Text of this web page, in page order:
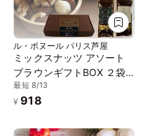
ル・ボヌール パリス芦屋
ミックスナッツ アソート
ブラウンギフトBOX ２袋
入り No.22 ※お中元2026
最短 8/13
¥ 918